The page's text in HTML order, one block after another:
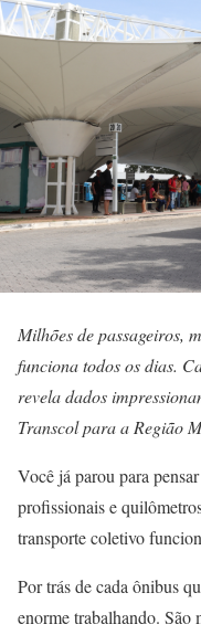
Milhões de passageiros,
funciona todos os dias.
revela dados
Transcol para a Região
Você já parou para
profissionais e
transporte coletivo
Por trás de cada ônibus
enorme trabalhando. São